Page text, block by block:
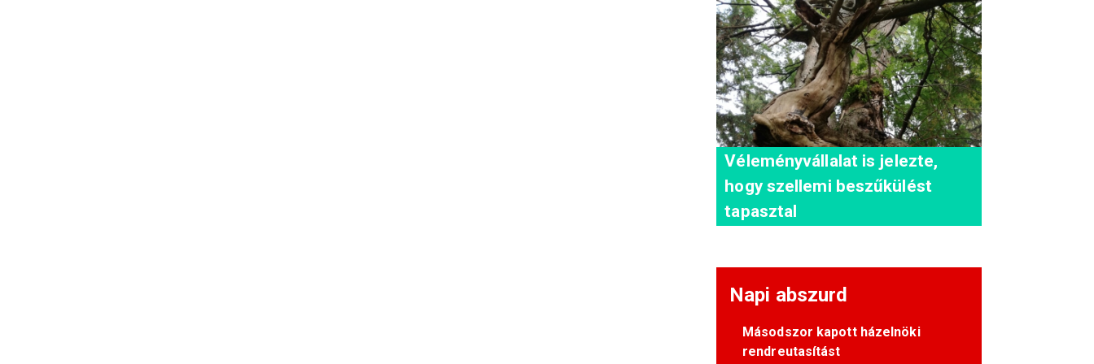
Véleményvállalat is jelezte,
hogy szellemi beszűkülést
tapasztal
Napi abszurd
Másodszor kapott házelnöki
rendreutasítást